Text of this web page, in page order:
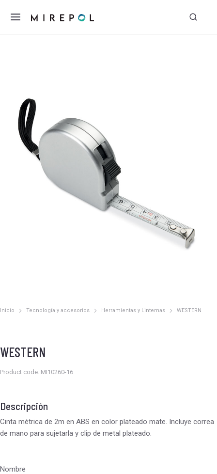
Estás aquí:
Inicio Tecnología y accesorios Herramientas y Linternas WESTERN
WESTERN
Product code: MI10260-16
Descripción
Cinta métrica de 2m en ABS en color plateado mate. Incluye correa
de mano para sujetarla y clip de metal plateado.
Nombre